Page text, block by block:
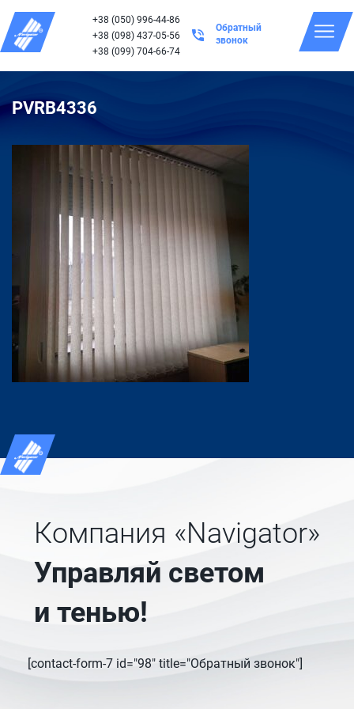
+38 (050) 996-44-86
+38 (098) 437-05-56
+38 (099) 704-66-74
Обратный
звонок
PVRB4336
Компания «Navigator»
Управляй светом
и тенью!
[contact-form-7 id="98" title="Обратный звонок"]